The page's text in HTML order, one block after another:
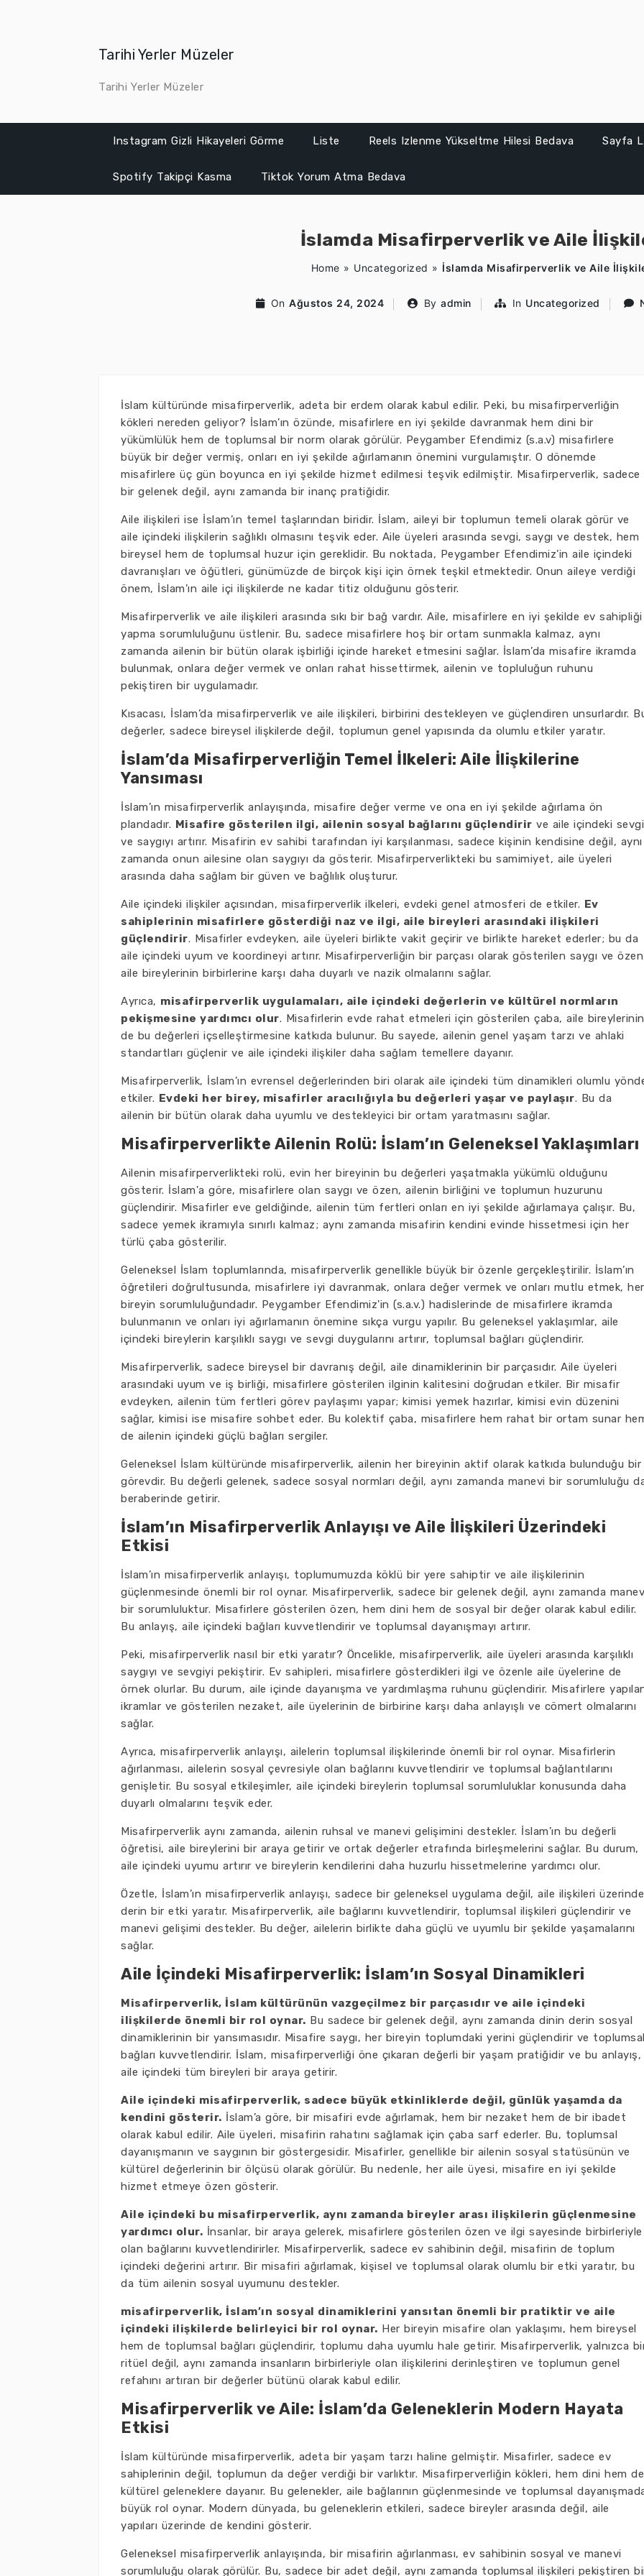
Tarihi Yerler Müzeler
Tarihi Yerler Müzeler
Instagram Gizli Hikayeleri Görme Liste Reels Izlenme Yükseltme Hilesi Bedava Sayfa
Spotify Takipçi Kasma Tiktok Yorum Atma Bedava
İslamda Misafirperverlik ve Aile
Home » Uncategorized » İslamda Misafirperverlik ve Aile
On Ağustos 24, 2024 By admin In Uncategorized
İslam kültüründe misafirperverlik, adeta bir erdem olarak kabul edilir. Peki, bu misafirperverliğin
kökleri nereden geliyor? İslam’ın özünde, misafirlere en iyi şekilde davranmak hem dini bir
yükümlülük hem de toplumsal bir norm olarak görülür. Peygamber Efendimiz (s.a.v) misafirlere
büyük bir değer vermiş, onları en iyi şekilde ağırlamanın önemini vurgulamıştır. O dönemde
misafirlere üç gün boyunca en iyi şekilde hizmet edilmesi teşvik edilmiştir. Misafirperverlik, sadece
bir gelenek değil, aynı zamanda bir inanç pratiğidir.
Aile ilişkileri ise İslam’ın temel taşlarından biridir. İslam, aileyi bir toplumun temeli olarak görür ve
aile içindeki ilişkilerin sağlıklı olmasını teşvik eder. Aile üyeleri arasında sevgi, saygı ve destek, hem
bireysel hem de toplumsal huzur için gereklidir. Bu noktada, Peygamber Efendimiz’in aile içindeki
davranışları ve öğütleri, günümüzde de birçok kişi için örnek teşkil etmektedir. Onun aileye verdiği
önem, İslam’ın aile içi ilişkilerde ne kadar titiz olduğunu gösterir.
Misafirperverlik ve aile ilişkileri arasında sıkı bir bağ vardır. Aile, misafirlere en iyi şekilde ev sahipliği
yapma sorumluluğunu üstlenir. Bu, sadece misafirlere hoş bir ortam sunmakla kalmaz, aynı
zamanda ailenin bir bütün olarak işbirliği içinde hareket etmesini sağlar. İslam’da misafire ikramda
bulunmak, onlara değer vermek ve onları rahat hissettirmek, ailenin ve topluluğun ruhunu
pekiştiren bir uygulamadır.
Kısacası, İslam’da misafirperverlik ve aile ilişkileri, birbirini destekleyen ve güçlendiren unsurlardır.
değerler, sadece bireysel ilişkilerde değil, toplumun genel yapısında da olumlu etkiler yaratır.
İslam’da Misafirperverliğin Temel İlkeleri: Aile İlişkilerine
Yansıması
İslam’ın misafirperverlik anlayışında, misafire değer verme ve ona en iyi şekilde ağırlama ön
plandadır. Misafire gösterilen ilgi, ailenin sosyal bağlarını güçlendirir ve aile içindeki sevgi
ve saygıyı artırır. Misafirin ev sahibi tarafından iyi karşılanması, sadece kişinin kendisine değil, aynı
zamanda onun ailesine olan saygıyı da gösterir. Misafirperverlikteki bu samimiyet, aile üyeleri
arasında daha sağlam bir güven ve bağlılık oluşturur.
Aile içindeki ilişkiler açısından, misafirperverlik ilkeleri, evdeki genel atmosferi de etkiler. Ev
sahiplerinin misafirlere gösterdiği naz ve ilgi, aile bireyleri arasındaki ilişkileri
güçlendirir. Misafirler evdeyken, aile üyeleri birlikte vakit geçirir ve birlikte hareket ederler; bu da
aile içindeki uyum ve koordineyi artırır. Misafirperverliğin bir parçası olarak gösterilen saygı ve
aile bireylerinin birbirlerine karşı daha duyarlı ve nazik olmalarını sağlar.
Ayrıca, misafirperverlik uygulamaları, aile içindeki değerlerin ve kültürel normların
pekişmesine yardımcı olur. Misafirlerin evde rahat etmeleri için gösterilen çaba, aile bireylerinin
de bu değerleri içselleştirmesine katkıda bulunur. Bu sayede, ailenin genel yaşam tarzı ve ahlaki
standartları güçlenir ve aile içindeki ilişkiler daha sağlam temellere dayanır.
Misafirperverlik, İslam’ın evrensel değerlerinden biri olarak aile içindeki tüm dinamikleri olumlu
etkiler. Evdeki her birey, misafirler aracılığıyla bu değerleri yaşar ve paylaşır. Bu da
ailenin bir bütün olarak daha uyumlu ve destekleyici bir ortam yaratmasını sağlar.
Misafirperverlikte Ailenin Rolü: İslam’ın Geleneksel Yaklaşımları
Ailenin misafirperverlikteki rolü, evin her bireyinin bu değerleri yaşatmakla yükümlü olduğunu
gösterir. İslam'a göre, misafirlere olan saygı ve özen, ailenin birliğini ve toplumun huzurunu
güçlendirir. Misafirler eve geldiğinde, ailenin tüm fertleri onları en iyi şekilde ağırlamaya çalışır. Bu,
sadece yemek ikramıyla sınırlı kalmaz; aynı zamanda misafirin kendini evinde hissetmesi için her
türlü çaba gösterilir.
Geleneksel İslam toplumlarında, misafirperverlik genellikle büyük bir özenle gerçekleştirilir. İslam’ın
öğretileri doğrultusunda, misafirlere iyi davranmak, onlara değer vermek ve onları mutlu etmek, her
bireyin sorumluluğundadır. Peygamber Efendimiz'in (s.a.v.) hadislerinde de misafirlere ikramda
bulunmanın ve onları iyi ağırlamanın önemine sıkça vurgu yapılır. Bu geleneksel yaklaşımlar, aile
içindeki bireylerin karşılıklı saygı ve sevgi duygularını artırır, toplumsal bağları güçlendirir.
Misafirperverlik, sadece bireysel bir davranış değil, aile dinamiklerinin bir parçasıdır. Aile üyeleri
arasındaki uyum ve iş birliği, misafirlere gösterilen ilginin kalitesini doğrudan etkiler. Bir misafir
evdeyken, ailenin tüm fertleri görev paylaşımı yapar; kimisi yemek hazırlar, kimisi evin düzenini
sağlar, kimisi ise misafire sohbet eder. Bu kolektif çaba, misafirlere hem rahat bir ortam sunar
de ailenin içindeki güçlü bağları sergiler.
Geleneksel İslam kültüründe misafirperverlik, ailenin her bireyinin aktif olarak katkıda bulunduğu bir
görevdir. Bu değerli gelenek, sadece sosyal normları değil, aynı zamanda manevi bir sorumluluğu
beraberinde getirir.
İslam’ın Misafirperverlik Anlayışı ve Aile İlişkileri Üzerindeki
Etkisi
İslam’ın misafirperverlik anlayışı, toplumumuzda köklü bir yere sahiptir ve aile ilişkilerinin
güçlenmesinde önemli bir rol oynar. Misafirperverlik, sadece bir gelenek değil, aynı zamanda
bir sorumluluktur. Misafirlere gösterilen özen, hem dini hem de sosyal bir değer olarak kabul edilir.
Bu anlayış, aile içindeki bağları kuvvetlendirir ve toplumsal dayanışmayı artırır.
Peki, misafirperverlik nasıl bir etki yaratır? Öncelikle, misafirperverlik, aile üyeleri arasında karşılıklı
saygıyı ve sevgiyi pekiştirir. Ev sahipleri, misafirlere gösterdikleri ilgi ve özenle aile üyelerine de
örnek olurlar. Bu durum, aile içinde dayanışma ve yardımlaşma ruhunu güçlendirir. Misafirlere
ikramlar ve gösterilen nezaket, aile üyelerinin de birbirine karşı daha anlayışlı ve cömert olmalarını
sağlar.
Ayrıca, misafirperverlik anlayışı, ailelerin toplumsal ilişkilerinde önemli bir rol oynar. Misafirlerin
ağırlanması, ailelerin sosyal çevresiyle olan bağlarını kuvvetlendirir ve toplumsal bağlantılarını
genişletir. Bu sosyal etkileşimler, aile içindeki bireylerin toplumsal sorumluluklar konusunda daha
duyarlı olmalarını teşvik eder.
Misafirperverlik aynı zamanda, ailenin ruhsal ve manevi gelişimini destekler. İslam’ın bu değerli
öğretisi, aile bireylerini bir araya getirir ve ortak değerler etrafında birleşmelerini sağlar. Bu durum,
aile içindeki uyumu artırır ve bireylerin kendilerini daha huzurlu hissetmelerine yardımcı olur.
Özetle, İslam’ın misafirperverlik anlayışı, sadece bir geleneksel uygulama değil, aile ilişkileri üzerinde
derin bir etki yaratır. Misafirperverlik, aile bağlarını kuvvetlendirir, toplumsal ilişkileri güçlendirir ve
manevi gelişimi destekler. Bu değer, ailelerin birlikte daha güçlü ve uyumlu bir şekilde yaşamalarını
sağlar.
Aile İçindeki Misafirperverlik: İslam’ın Sosyal Dinamikleri
Misafirperverlik, İslam kültürünün vazgeçilmez bir parçasıdır ve aile içindeki
ilişkilerde önemli bir rol oynar. Bu sadece bir gelenek değil, aynı zamanda dinin derin sosyal
dinamiklerinin bir yansımasıdır. Misafire saygı, her bireyin toplumdaki yerini güçlendirir ve
bağları kuvvetlendirir. İslam, misafirperverliği öne çıkaran değerli bir yaşam pratiğidir ve bu anlayış,
aile içindeki tüm bireyleri bir araya getirir.
Aile içindeki misafirperverlik, sadece büyük etkinliklerde değil, günlük yaşamda da
kendini gösterir. İslam’a göre, bir misafiri evde ağırlamak, hem bir nezaket hem de bir ibadet
olarak kabul edilir. Aile üyeleri, misafirin rahatını sağlamak için çaba sarf ederler. Bu, toplumsal
dayanışmanın ve saygının bir göstergesidir. Misafirler, genellikle bir ailenin sosyal statüsünün ve
kültürel değerlerinin bir ölçüsü olarak görülür. Bu nedenle, her aile üyesi, misafire en iyi şekilde
hizmet etmeye özen gösterir.
Aile içindeki bu misafirperverlik, aynı zamanda bireyler arası ilişkilerin güçlenmesine
yardımcı olur. İnsanlar, bir araya gelerek, misafirlere gösterilen özen ve ilgi sayesinde birbirleriyle
olan bağlarını kuvvetlendirirler. Misafirperverlik, sadece ev sahibinin değil, misafirin de toplum
içindeki değerini artırır. Bir misafiri ağırlamak, kişisel ve toplumsal olarak olumlu bir etki yaratır, bu
da tüm ailenin sosyal uyumunu destekler.
misafirperverlik, İslam’ın sosyal dinamiklerini yansıtan önemli bir pratiktir ve aile
içindeki ilişkilerde belirleyici bir rol oynar. Her bireyin misafire olan yaklaşımı, hem bireysel
hem de toplumsal bağları güçlendirir, toplumu daha uyumlu hale getirir. Misafirperverlik, yalnızca
ritüel değil, aynı zamanda insanların birbirleriyle olan ilişkilerini derinleştiren ve toplumun genel
refahını artıran bir değerler bütünü olarak kabul edilir.
Misafirperverlik ve Aile: İslam’da Geleneklerin Modern Hayata
Etkisi
İslam kültüründe misafirperverlik, adeta bir yaşam tarzı haline gelmiştir. Misafirler, sadece ev
sahiplerinin değil, toplumun da değer verdiği bir varlıktır. Misafirperverliğin kökleri, hem dini hem de
kültürel geleneklere dayanır. Bu gelenekler, aile bağlarının güçlenmesinde ve toplumsal
büyük rol oynar. Modern dünyada, bu geleneklerin etkileri, sadece bireyler arasında değil, aile
yapıları üzerinde de kendini gösterir.
Geleneksel misafirperverlik anlayışında, bir misafirin ağırlanması, ev sahibinin sosyal ve manevi
sorumluluğu olarak görülür. Bu, sadece bir adet değil, aynı zamanda toplumsal ilişkileri pekiştiren